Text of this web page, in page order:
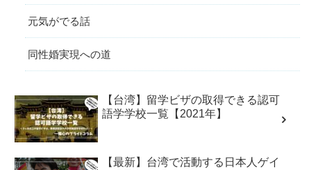
元気がでる話
同性婚実現への道
【台湾】留学ビザの取得できる認可
語学学校一覧【2021年】
【最新】台湾で活動する日本人ゲイ